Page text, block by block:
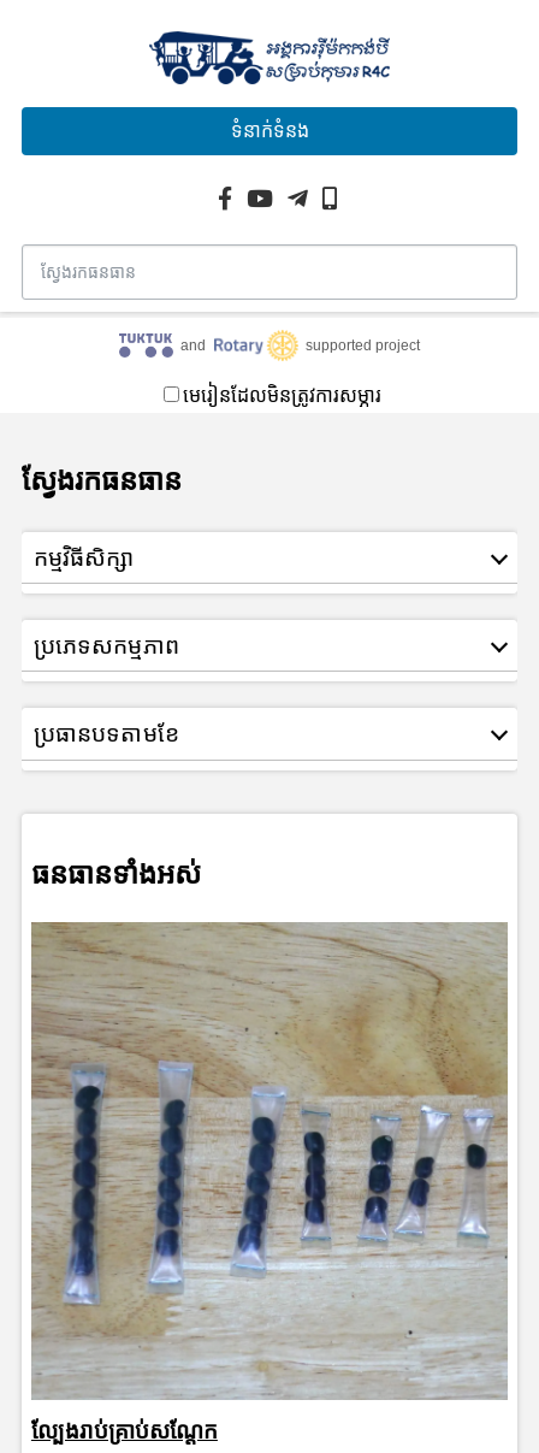
ទំនាក់ទំនង
and supported project
មេរៀនដែលមិនត្រូវការសម្ភារ
ស្វែងរកធនធាន
កម្មវិធីសិក្សា
ប្រភេទសកម្មភាព
ប្រធានបទតាមខែ
ធនធានទាំងអស់
ល្បែងរាប់គ្រាប់សណ្តែក